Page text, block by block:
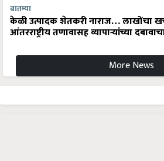
बातम्या
केळी उत्पादक शेतकरी नाराज… लाखोंचा
आंतरराष्ट्रीय तणावासह व्यापाऱ्यांच्या
More News